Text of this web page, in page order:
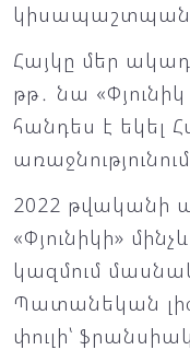
կիսապաշտպան
Հայկը մեր
թթ․ նա
հանդես է եկել
2022 թվականի
«Փյունիկի»
կազմում
Պատանեկան
փուլի՝